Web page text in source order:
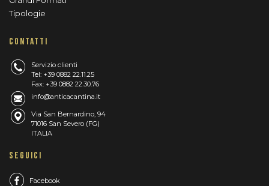
Tipologie
CONTATTI
Servizio clienti
Tel: +39 0882 22.11.25
Fax: +39 0882 22.30.76
info@anticacantina.it
Via San Bernardino, 94
71016 San Severo (FG)
ITALIA
SEGUICI
Facebook